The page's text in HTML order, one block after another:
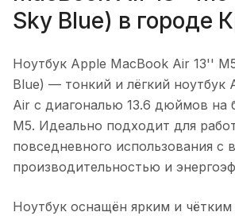
Sky Blue) в городе
Ноутбук Apple MacBook Air 13''
Blue) — тонкий и лёгкий ноутбук
Air с диагональю 13.6 дюймов на
M5. Идеально подходит для
повседневного использования с
производительностью и
Ноутбук оснащён ярким и